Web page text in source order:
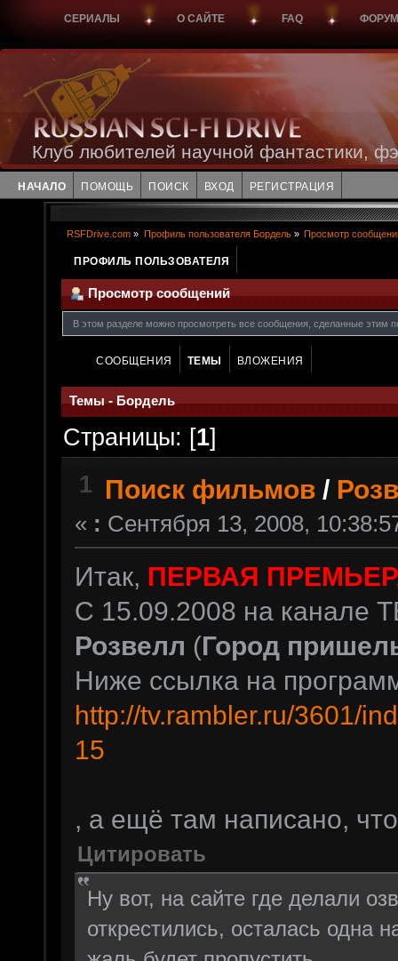
СЕРИАЛЫ О САЙТЕ FAQ ФОРУМ
Клуб любителей научной фантастики,
НАЧАЛО ПОМОЩЬ ПОИСК ВХОД РЕГИСТРАЦИЯ
RSFDrive.com » Профиль пользователя Бордель» Просмотр
ПРОФИЛЬ ПОЛЬЗОВАТЕЛЯ
Просмотр сообщений
В этом разделе можно просмотреть все сообщения, сделанные этим
СООБЩЕНИЯ ТЕМЫ ВЛОЖЕНИЯ
Темы - Бордель
Страницы: [1]
1 Поиск фильмов /
« : Сентября 13, 2008,
Итак, ПЕРВАЯ
С 15.09.2008 на канале
Розвелл (Город
Ниже ссылка на
http://tv.rambler.ru/3601/
15
, а ещё там написано,
Цитировать
Ну вот, на сайте где делали
открестились, осталась одна